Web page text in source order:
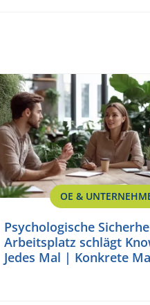
OE &
Psychologische
Arbeitsplatz schlägt
Jedes Mal | Konkrete